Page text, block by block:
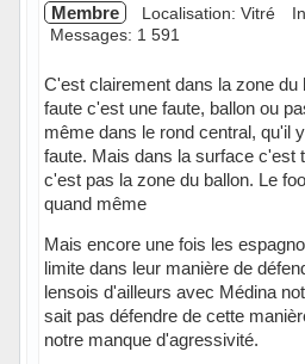
Membre Localisation: Vitré
Messages: 1 591
C'est clairement dans la zone du
faute c'est une faute, ballon ou
même dans le rond central, qu'il
faute. Mais dans la surface c'est
c'est pas la zone du ballon. Le
quand même
Mais encore une fois les
limite dans leur manière de
lensois d'ailleurs avec Médina
sait pas défendre de cette
notre manque d'agressivité.